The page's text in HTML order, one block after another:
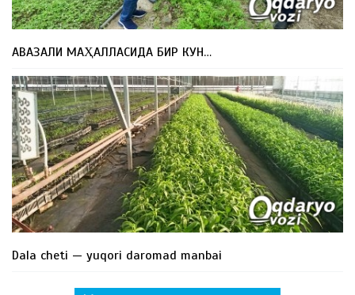
АВАЗАЛИ МАҲАЛЛАСИДА БИР КУН…
Dala cheti — yuqori daromad manbai